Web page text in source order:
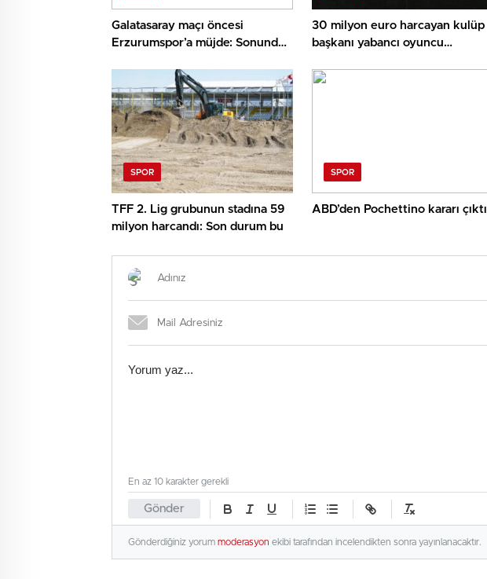
Galatasaray maçı öncesi
Erzurumspor’a müjde: Sonunda
30 milyon euro harcayan kulüp
başkanı yabancı oyuncu
yapacak!
SPOR
TFF 2. Lig grubunun stadına 59
milyon harcandı: Son durum bu
SPOR
ABD’den Pochettino kararı çıktı
Gönder
En az 10 karakter gerekli
Gönderdiğiniz yorum moderasyon ekibi tarafından incelendikten sonra yayınlanacaktır.